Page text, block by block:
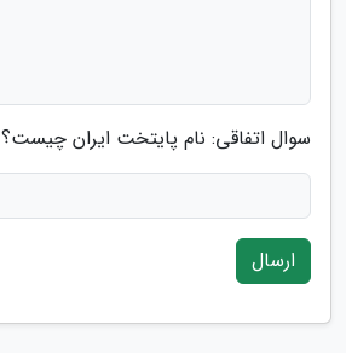
سوال اتفاقی: نام پایتخت ایران چیست؟
ارسال